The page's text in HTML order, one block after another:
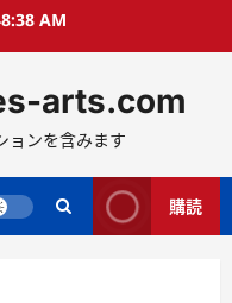
AM
arts.com
ョンを含みます
購読